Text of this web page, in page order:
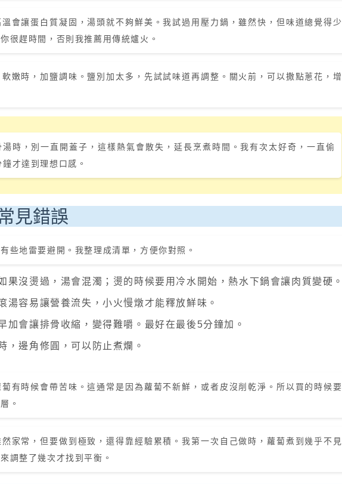
會讓蛋白質凝固，湯頭就不夠鮮美。我試過用壓力鍋，雖然快，但味道總覺得少
很趕時間，否則我推薦用傳統爐火。
嫩時，加鹽調味。鹽別加太多，先試試味道再調整。關火前，可以撒點蔥花，增
時，別一直開蓋子，這樣熱氣會散失，延長烹煮時間。我有次太好奇，一直偷
才達到理想口感。
見錯誤
些地雷要避開。我整理成清單，方便你對照。
如果沒燙過，湯會混濁；燙的時候要用冷水開始，熱水下鍋會讓肉質變硬。
湯容易讓營養流失，小火慢燉才能釋放鮮味。
加會讓排骨收縮，變得難嚼。最好在最後5分鐘加。
，邊角修圓，可以防止煮爛。
有時候會帶苦味。這通常是因為蘿蔔不新鮮，或者皮沒削乾淨。所以買的時候要
。
家常，但要做到極致，還得靠經驗累積。我第一次自己做時，蘿蔔煮到幾乎不見
調整了幾次才找到平衡。